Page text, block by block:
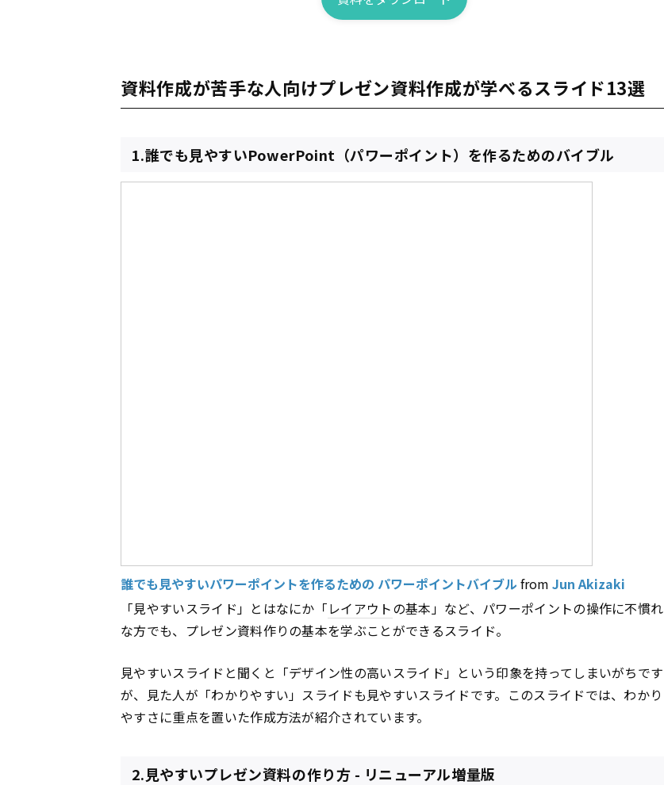
資料作成が苦手な人向けプレゼン資料作成が学べるスライド13選
1.誰でも見やすいPowerPoint（パワーポイント）を作るためのバイブル
誰でも見やすいパワーポイントを作るための パワーポイントバイブル from Jun Akizaki
「見やすいスライド」とはなにか「レイアウトの基本」など、パワーポイントの操作に不慣れ
な方でも、プレゼン資料作りの基本を学ぶことができるスライド。
見やすいスライドと聞くと「デザイン性の高いスライド」という印象を持ってしまいがちです
が、見た人が「わかりやすい」スライドも見やすいスライドです。このスライドでは、わかり
やすさに重点を置いた作成方法が紹介されています。
2.見やすいプレゼン資料の作り方 - リニューアル増量版